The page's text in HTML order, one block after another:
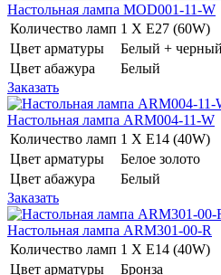
Настольная лампа MOD001-11-W
Количество ламп 1 Х E27 (60W)
Цвет арматуры
Белый + черный
Цвет абажура
Белый
Заказать
Настольная лампа ARM004-11-W
Количество ламп 1 Х E14 (40W)
Цвет арматуры
Белое золото
Цвет абажура
Белый
Заказать
Настольная лампа ARM301-00-R
Количество ламп 1 Х E14 (40W)
Цвет арматуры
Бронза